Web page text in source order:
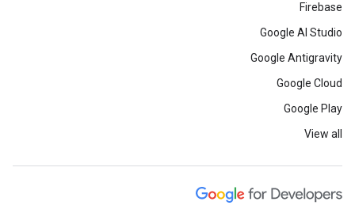
Firebase
Google AI Studio
Google Antigravity
Google Cloud
Google Play
View all